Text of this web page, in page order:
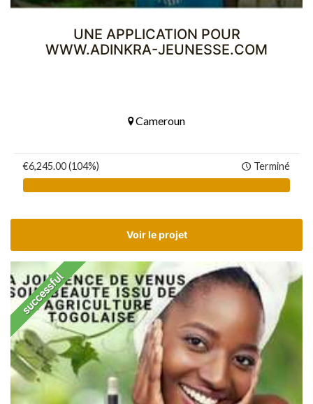
UNE APPLICATION POUR
WWW.ADINKRA-JEUNESSE.COM
Cameroun
€6,245.00 (104%) Terminé
Voir le projet